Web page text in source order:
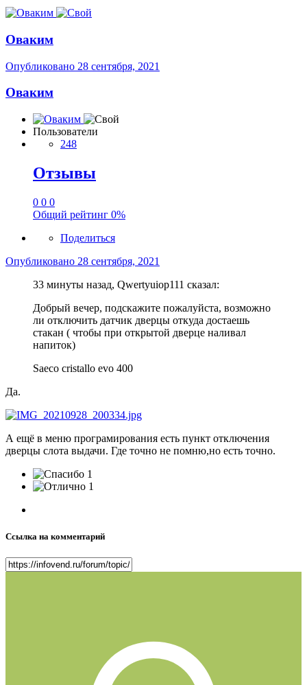
Оваким
Опубликовано 28 сентября, 2021
Оваким
Пользователи
248
Отзывы
0 0 0
Общий рейтинг 0%
Поделиться
Опубликовано 28 сентября, 2021
33 минуты назад, Qwertyuiop111 сказал:
Добрый вечер, подскажите пожалуйста, возможно
ли отключить датчик дверцы откуда достаешь
стакан ( чтобы при открытой дверце наливал
напиток)
Saeco cristallo evo 400
Да.
А ещё в меню програмирования есть пункт отключения
дверцы слота выдачи. Где точно не помню,но есть точно.
1
1
Ссылка на комментарий